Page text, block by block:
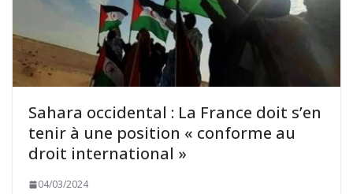
Sahara occidental : La France doit s’en
tenir à une position « conforme au
droit international »
04/03/2024